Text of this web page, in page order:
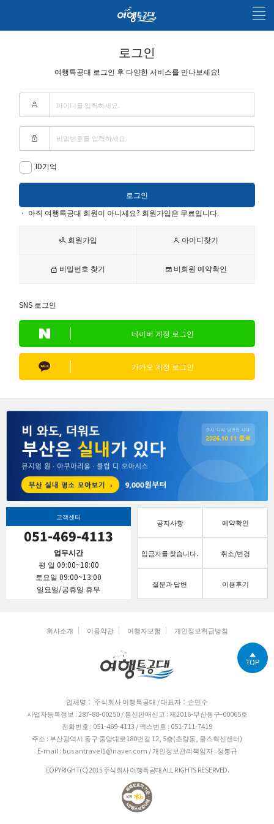
로그인
여행특공대 로그인 후 다양한 서비스를 만나보세요!
ID기억
ㆍ 아직 여행특공대 회원이 아니세요? 회원가입은 무료입니다.
회원가입 아이디찾기
비밀번호 찾기 비회원 예약확인
SNS 로그인
네이버 계정 로그인
카카오 계정 로그인
고객센터
051-469-4113
업무시간
평 일 09:00~18:00
토요일 09:00~13:00
일요일/공휴일 휴무
공지사항 예약확인
입금자를 찾습니다. 취소/변경
질문과 답변 이용후기
회사소개 이용약관 여행자보험 개인정보취급방침
업체명： 주식회사 여행특공대 / 대표자：손민수
사업자등록정보 : 287-88-00250 / 통신판매신고 : 제2016-부산동구-00065호
전화번호 : 051-469-4113 / 팩스번호 : 051-711-7419
주소 : 부산광역시 동구 중앙대로180번길 12, 5층(초량동, 쿨스혁신센터)
E-mail : busantravel1@naver.com / 개인정보관리책임자 : 정봉규
COPYRIGHT(C) 2015 주식회사 여행특공대 ALL RIGHTS RESERVED.
TOP